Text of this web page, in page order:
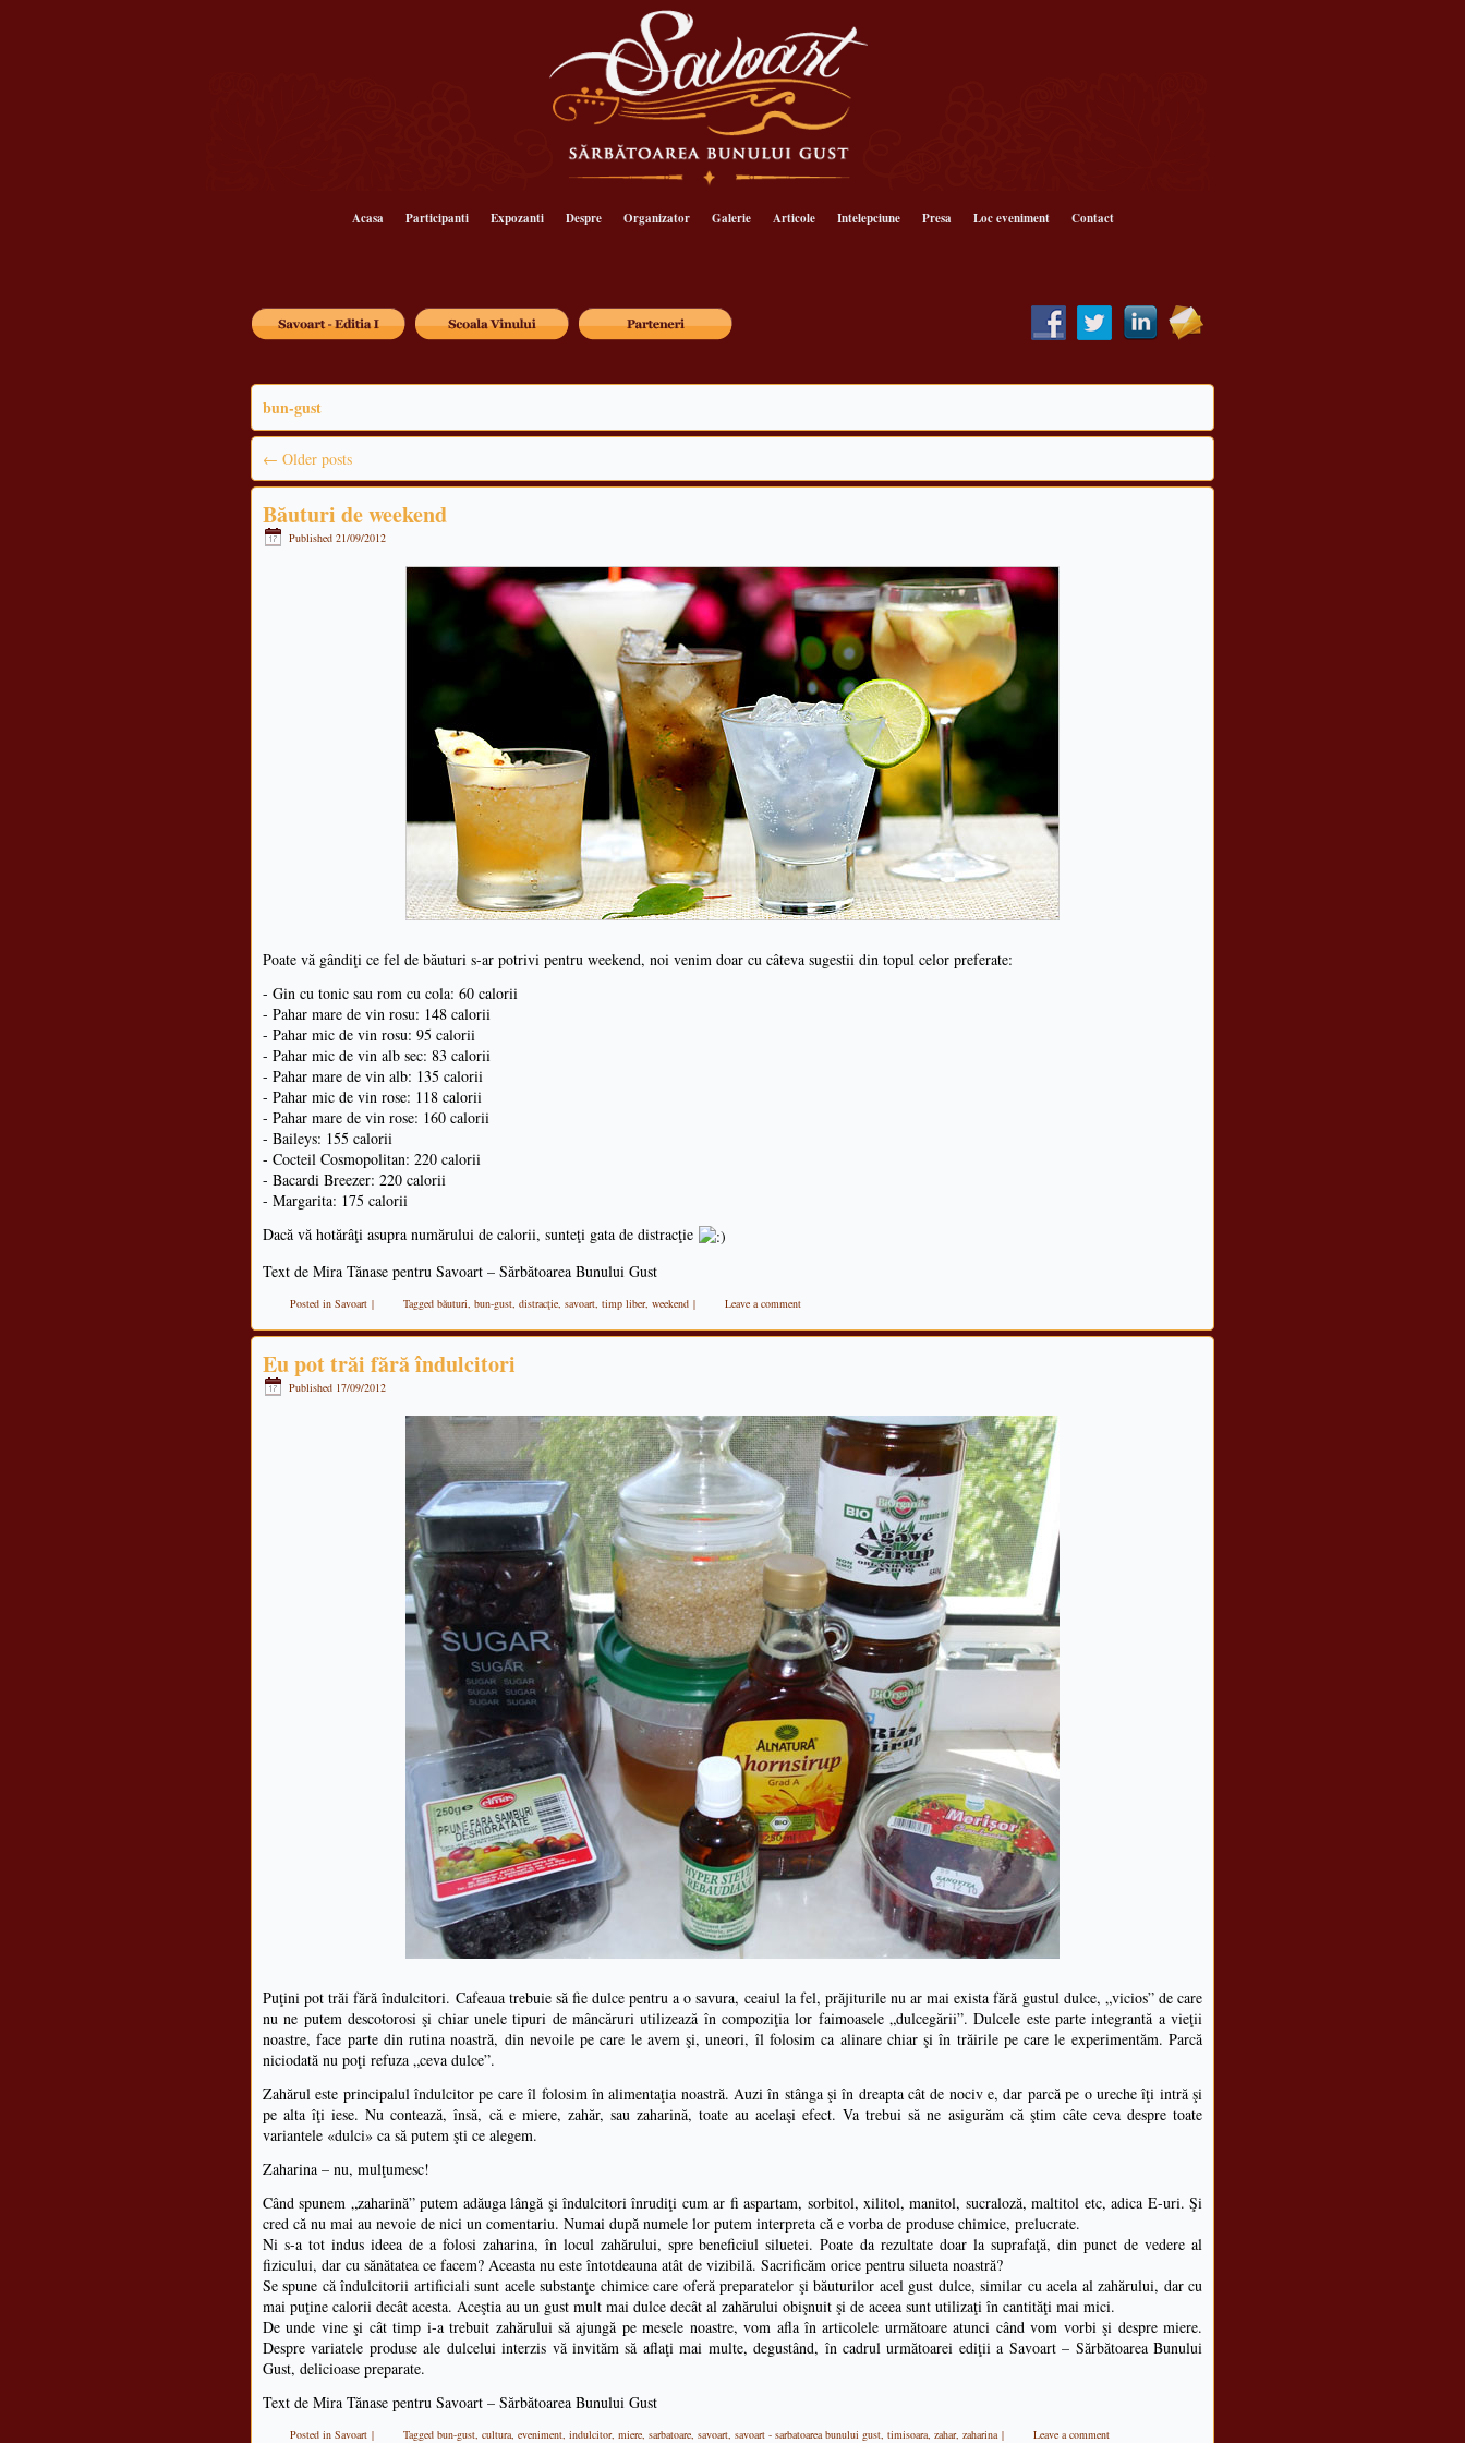
Acasa Participanti Expozanti Despre Organizator Galerie Articole Intelepciune Presa Loc eveniment Contact
bun-gust
← Older posts
Băuturi de weekend
Published 21/09/2012
Poate vă gândiţi ce fel de băuturi s-ar potrivi pentru weekend, noi venim doar cu câteva sugestii din topul celor preferate:
- Gin cu tonic sau rom cu cola: 60 calorii
- Pahar mare de vin rosu: 148 calorii
- Pahar mic de vin rosu: 95 calorii
- Pahar mic de vin alb sec: 83 calorii
- Pahar mare de vin alb: 135 calorii
- Pahar mic de vin rose: 118 calorii
- Pahar mare de vin rose: 160 calorii
- Baileys: 155 calorii
- Cocteil Cosmopolitan: 220 calorii
- Bacardi Breezer: 220 calorii
- Margarita: 175 calorii
Dacă vă hotărâţi asupra numărului de calorii, sunteţi gata de distracţie
Text de Mira Tănase pentru Savoart – Sărbătoarea Bunului Gust
Posted in Savoart | Tagged băuturi, bun-gust, distracţie, savoart, timp liber, weekend | Leave a comment
Eu pot trăi fără îndulcitori
Published 17/09/2012
Puţini pot trăi fără îndulcitori. Cafeaua trebuie să fie dulce pentru a o savura, ceaiul la fel, prăjiturile nu ar mai exista fără gustul dulce, „vicios” de care
nu ne putem descotorosi şi chiar unele tipuri de mâncăruri utilizează în compoziţia lor faimoasele „dulcegării”. Dulcele este parte integrantă a vieţii
noastre, face parte din rutina noastră, din nevoile pe care le avem şi, uneori, îl folosim ca alinare chiar şi în trăirile pe care le experimentăm. Parcă
niciodată nu poţi refuza „ceva dulce”.
Zahărul este principalul îndulcitor pe care îl folosim în alimentaţia noastră. Auzi în stânga şi în dreapta cât de nociv e, dar parcă pe o ureche îţi intră şi
pe alta îţi iese. Nu contează, însă, că e miere, zahăr, sau zaharină, toate au acelaşi efect. Va trebui să ne asigurăm că ştim câte ceva despre toate
variantele «dulci» ca să putem şti ce alegem.
Zaharina – nu, mulţumesc!
Când spunem „zaharină” putem adăuga lângă şi îndulcitori înrudiţi cum ar fi aspartam, sorbitol, xilitol, manitol, sucraloză, maltitol etc, adica E-uri. Şi
cred că nu mai au nevoie de nici un comentariu. Numai după numele lor putem interpreta că e vorba de produse chimice, prelucrate.
Ni s-a tot indus ideea de a folosi zaharina, în locul zahărului, spre beneficiul siluetei. Poate da rezultate doar la suprafaţă, din punct de vedere al
fizicului, dar cu sănătatea ce facem? Aceasta nu este întotdeauna atât de vizibilă. Sacrificăm orice pentru silueta noastră?
Se spune că îndulcitorii artificiali sunt acele substanţe chimice care oferă preparatelor şi băuturilor acel gust dulce, similar cu acela al zahărului, dar cu
mai puţine calorii decât acesta. Aceştia au un gust mult mai dulce decât al zahărului obişnuit şi de aceea sunt utilizaţi în cantităţi mai mici.
De unde vine şi cât timp i-a trebuit zahărului să ajungă pe mesele noastre, vom afla în articolele următoare atunci când vom vorbi şi despre miere.
Despre variatele produse ale dulcelui interzis vă invităm să aflaţi mai multe, degustând, în cadrul următoarei ediţii a Savoart – Sărbătoarea Bunului
Gust, delicioase preparate.
Text de Mira Tănase pentru Savoart – Sărbătoarea Bunului Gust
Posted in Savoart | Tagged bun-gust, cultura, eveniment, indulcitor, miere, sarbatoare, savoart, savoart - sarbatoarea bunului gust, timisoara, zahar, zaharina | Leave a comment